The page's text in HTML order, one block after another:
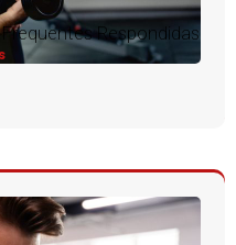
Respondidas